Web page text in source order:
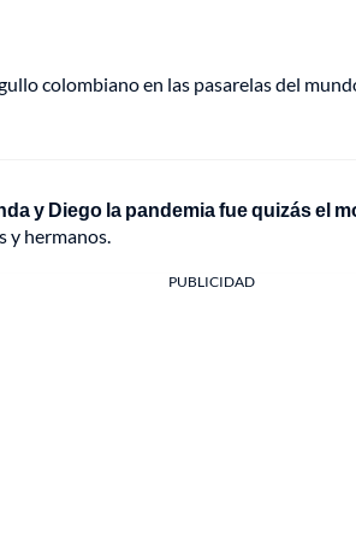
colombiano en las pasarelas del
y Diego la pandemia fue quizás el
y hermanos.
PUBLICIDAD